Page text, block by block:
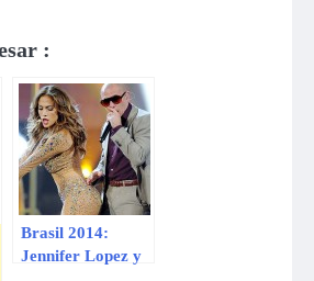
:
Brasil 2014:
Jennifer Lopez y